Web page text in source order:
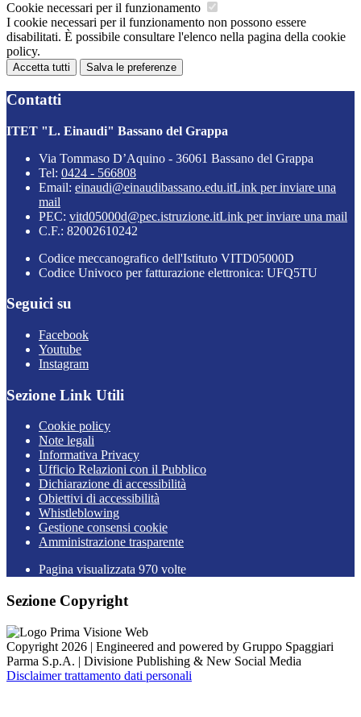
Cookie necessari per il funzionamento
I cookie necessari per il funzionamento non possono essere
disabilitati. È possibile consultare l'elenco nella pagina della cookie
policy.
Accetta tutti Salva le preferenze
Contatti
ITET "L. Einaudi" Bassano del Grappa
Via Tommaso D’Aquino - 36061 Bassano del Grappa
Tel: 0424 - 566808
Email: einaudi@einaudibassano.edu.itLink per inviare una
mail
PEC: vitd05000d@pec.istruzione.itLink per inviare una mail
C.F.: 82002610242
Codice meccanografico dell'Istituto VITD05000D
Codice Univoco per fatturazione elettronica: UFQ5TU
Seguici su
Facebook
Youtube
Instagram
Sezione Link Utili
Cookie policy
Note legali
Informativa Privacy
Ufficio Relazioni con il Pubblico
Dichiarazione di accessibilità
Obiettivi di accessibilità
Whistleblowing
Gestione consensi cookie
Amministrazione trasparente
Pagina visualizzata 970 volte
Sezione Copyright
Copyright 2026 | Engineered and powered by Gruppo Spaggiari
Parma S.p.A. | Divisione Publishing & New Social Media
Disclaimer trattamento dati personali